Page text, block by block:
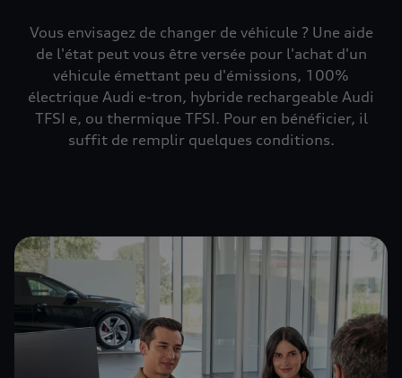
Vous envisagez de changer de véhicule ? Une aide
de l'état peut vous être versée pour l'achat d'un
véhicule émettant peu d'émissions, 100%
électrique Audi e-tron, hybride rechargeable Audi
TFSI e, ou thermique TFSI. Pour en bénéficier, il
suffit de remplir quelques conditions.